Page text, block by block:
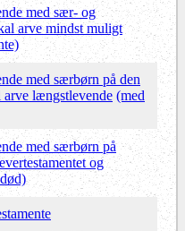
med sær- og
arve mindst muligt
med særbørn på den
arve længstlevende (med
med særbørn på
og